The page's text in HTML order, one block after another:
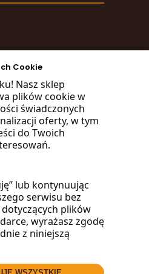
Cookie
Nasz sklep
plików cookie w
świadczonych
oferty, w tym
do Twoich
lub kontynuując
serwisu bez
plików
wyrażasz zgodę
z niniejszą